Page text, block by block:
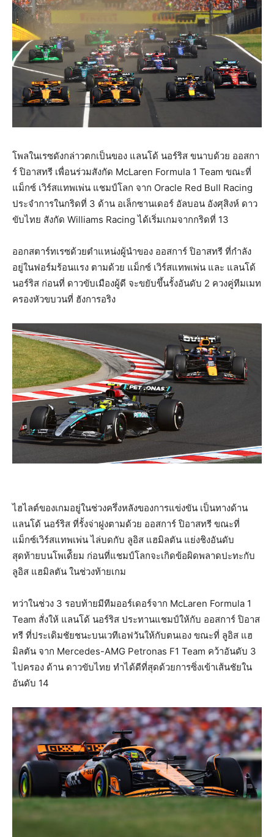
โพลในเรซดังกล่าวตกเป็นของ แลนโด้ นอร์ริส ขนาบด้วย ออสกา
ร์ ปิอาสทรี เพื่อนร่วมสังกัด McLaren Formula 1 Team ขณะที่
แม็กซ์ เวิร์สแทพเพ่น แชมป์โลก จาก Oracle Red Bull Racing
ประจำการในกริดที่ 3 ด้าน อเล็กซานเดอร์ อัลบอน อังศุสิงห์ ดาว
ขับไทย สังกัด Williams Racing ได้เริ่มเกมจากกริดที่ 13
ออกสตาร์ทเรซด้วยตำแหน่งผู้นำของ ออสการ์ ปิอาสทรี ที่กำลัง
อยู่ในฟอร์มร้อนแรง ตามด้วย แม็กซ์ เวิร์สแทพเพ่น และ แลนโด้
นอร์ริส ก่อนที่ ดาวขับเมืองผู้ดี จะขยับขึ้นรั้งอันดับ 2 ควงคู่ทีมเมท
ครองหัวขบวนที่ ฮังการอริง
ไฮไลต์ของเกมอยู่ในช่วงครึ่งหลังของการแข่งขัน เป็นทางด้าน
แลนโด้ นอร์ริส ที่รั้งจ่าฝูงตามด้วย ออสการ์ ปิอาสทรี ขณะที่
แม็กซ์เวิร์สแทพเพ่น ไล่บดกับ ลูอิส แฮมิลตัน แย่งชิงอันดับ
สุดท้ายบนโพเด้ียม ก่อนที่แชมป์โลกจะเกิดข้อผิดพลาดปะทะกับ
ลูอิส แฮมิลตัน ในช่วงท้ายเกม
ทว่าในช่วง 3 รอบท้ายมีทีมออร์เดอร์จาก McLaren Formula 1
Team สั่งให้ แลนโด้ นอร์ริส ประทานแชมป์ให้กับ ออสการ์ ปิอาส
ทรี ที่ประเดิมชัยชนะบนเวทีเอฟวันให้กับตนเอง ขณะที่ ลูอิส แฮ
มิลตัน จาก Mercedes-AMG Petronas F1 Team คว้าอันดับ 3
ไปครอง ด้าน ดาวขับไทย ทำได้ดีที่สุดด้วยการซิ่งเข้าเส้นชัยใน
อันดับ 14